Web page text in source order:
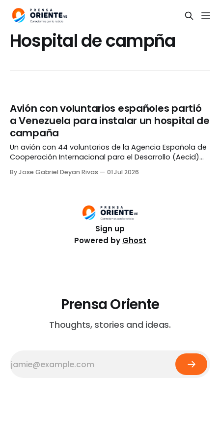
Hospital de campña
Avión con voluntarios españoles partió
a Venezuela para instalar un hospital de
campaña
Un avión con 44 voluntarios de la Agencia Española de
Cooperación Internacional para el Desarrollo (Aecid)
objetivo de instalar un hospital de campaña en el país
By Jose Gabriel Deyan Rivas 01 Jul 2026
Sign up
Powered by Ghost
Prensa Oriente
Thoughts, stories and ideas.